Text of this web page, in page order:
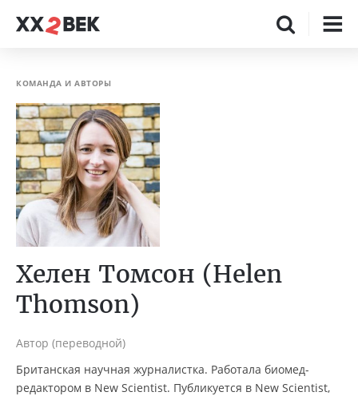
КОМАНДА И АВТОРЫ
Хелен Томсон (Helen
Thomson)
Автор (переводной)
Британская научная журналистка. Работала биомед-
редактором в New Scientist. Публикуется в New Scientist,